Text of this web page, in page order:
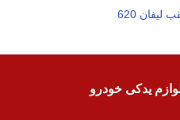
620
یدکی خودرو